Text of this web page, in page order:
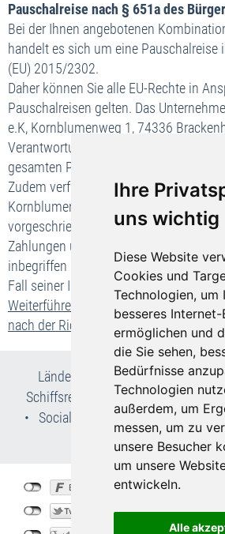
Ihre
uns wichtig
Diese Website
Cookies und
Technologien, um
besseres
ermöglichen und
die Sie sehen,
Bedürfnisse
Technologien
außerdem, um
messen, um zu
unsere Besucher
um unsere
entwickeln.
Alle
Pauschalreise nach § 651a des
Bei der Ihnen angebotenen
handelt es sich um eine Pauschalreise
(EU) 2015/2302.
Daher können Sie alle EU-Rechte in
Pauschalreisen gelten. Das
e.K, Kornblumenweg 1, 74336
Verantwortung für die
gesamten Pauschalreise.
Zudem verfügt das Unternehmen
Kornblumenweg 1, 74336 Brackenheim
vorgeschriebene Absicherung für die
Zahlungen und, falls der Transport in
inbegriffen ist, zur Sicherstellung Ihrer
Fall seiner Insolvenz.
Weiterführende Informationen zu Ihren
nach der Richtlinie(EU) 2015/2302
Länder- & Reiseinfos• Flug- und
Schiffsreisen
Kur- &
•
Social Media • AGB•
Cookie-